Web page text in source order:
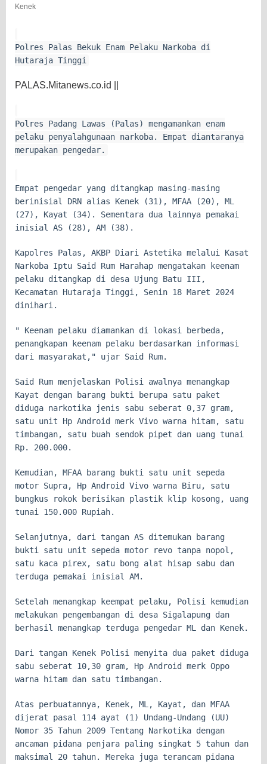
Kenek
Polres Palas Bekuk Enam Pelaku Narkoba di
Hutaraja Tinggi
PALAS.Mitanews.co.id ||
Polres Padang Lawas (Palas) mengamankan enam
pelaku penyalahgunaan narkoba. Empat diantaranya
merupakan pengedar.
Empat pengedar yang ditangkap masing-masing
berinisial DRN alias Kenek (31), MFAA (20), ML
(27), Kayat (34). Sementara dua lainnya pemakai
inisial AS (28), AM (38).
Kapolres Palas, AKBP Diari Astetika melalui Kasat
Narkoba Iptu Said Rum Harahap mengatakan keenam
pelaku ditangkap di desa Ujung Batu III,
Kecamatan Hutaraja Tinggi, Senin 18 Maret 2024
dinihari.
" Keenam pelaku diamankan di lokasi berbeda,
penangkapan keenam pelaku berdasarkan informasi
dari masyarakat," ujar Said Rum.
Said Rum menjelaskan Polisi awalnya menangkap
Kayat dengan barang bukti berupa satu paket
diduga narkotika jenis sabu seberat 0,37 gram,
satu unit Hp Android merk Vivo warna hitam, satu
timbangan, satu buah sendok pipet dan uang tunai
Rp. 200.000.
Kemudian, MFAA barang bukti satu unit sepeda
motor Supra, Hp Android Vivo warna Biru, satu
bungkus rokok berisikan plastik klip kosong, uang
tunai 150.000 Rupiah.
Selanjutnya, dari tangan AS ditemukan barang
bukti satu unit sepeda motor revo tanpa nopol,
satu kaca pirex, satu bong alat hisap sabu dan
terduga pemakai inisial AM.
Setelah menangkap keempat pelaku, Polisi kemudian
melakukan pengembangan di desa Sigalapung dan
berhasil menangkap terduga pengedar ML dan Kenek.
Dari tangan Kenek Polisi menyita dua paket diduga
sabu seberat 10,30 gram, Hp Android merk Oppo
warna hitam dan satu timbangan.
Atas perbuatannya, Kenek, ML, Kayat, dan MFAA
dijerat pasal 114 ayat (1) Undang-Undang (UU)
Nomor 35 Tahun 2009 Tentang Narkotika dengan
ancaman pidana penjara paling singkat 5 tahun dan
maksimal 20 tahun. Mereka juga terancam pidana